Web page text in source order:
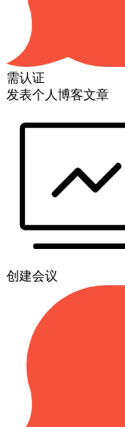
需认证
发表个人博客文章
创建会议